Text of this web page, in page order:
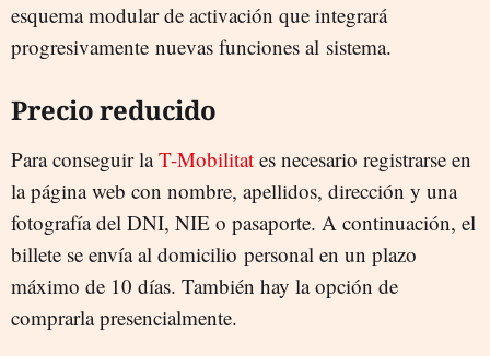
esquema modular de activación que integrará
progresivamente nuevas funciones al sistema.
Precio reducido
Para conseguir laT-Mobilitat es necesario registrarse en
la página web con nombre, apellidos, dirección y una
fotografía del DNI, NIE o pasaporte. A continuación, el
billete se envía al domicilio personal en un plazo
máximo de 10 días. También hay la opción de
comprarla presencialmente.